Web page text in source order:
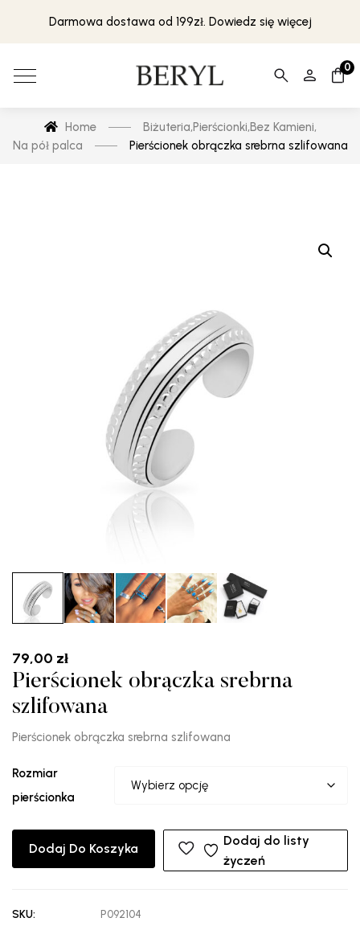
Darmowa dostawa od 199zł. Dowiedz się więcej
0
Home Biżuteria,Pierścionki,Bez Kamieni,
Na pół palca
Pierścionek obrączka srebrna szlifowana
79,00 zł
Pierścionek obrączka srebrna
szlifowana
Pierścionek obrączka srebrna szlifowana
Rozmiar
pierścionka
Dodaj Do Koszyka
Dodaj do listy
życzeń
SKU:
P092104